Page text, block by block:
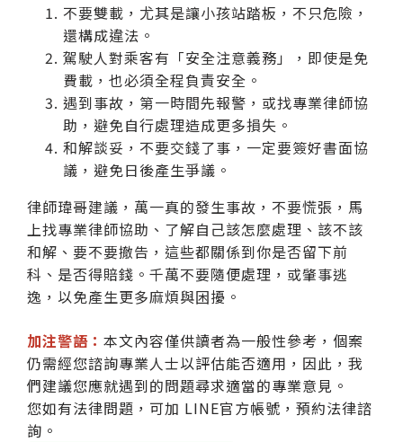
不要雙載，尤其是讓小孩站踏板，不只危險，
還構成違法。
駕駛人對乘客有「安全注意義務」，即使是免
費載，也必須全程負責安全。
遇到事故，第一時間先報警，或找專業律師協
助，避免自行處理造成更多損失。
和解談妥，不要交錢了事，一定要簽好書面協
議，避免日後產生爭議。
律師瑋哥建議，萬一真的發生事故，不要慌張，馬
上找專業律師協助、了解自己該怎麼處理、該不該
和解、要不要撤告，這些都關係到你是否留下前
科、是否得賠錢。千萬不要隨便處理，或肇事逃
逸，以免產生更多麻煩與困擾。
加注警語： 本文內容僅供讀者為一般性參考，個案
仍需經您諮詢專業人士以評估能否適用，因此，我
們建議您應就遇到的問題尋求適當的專業意見。
您如有法律問題，可加 LINE官方帳號，預約法律諮
詢。